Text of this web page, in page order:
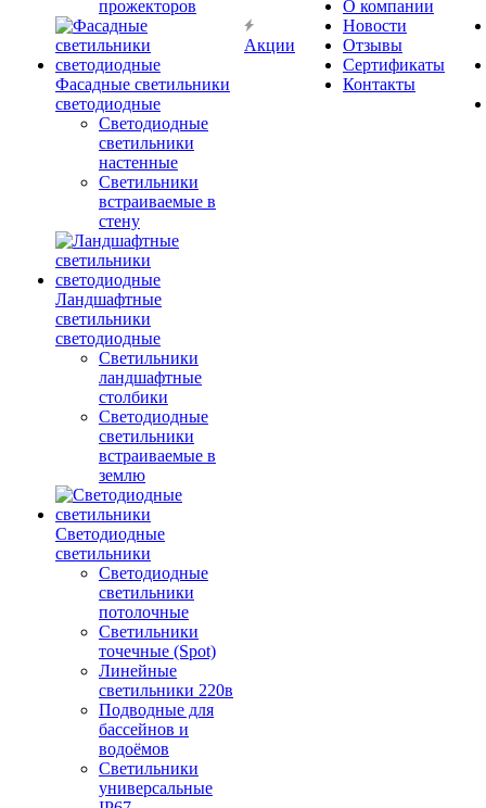
прожекторов
Фасадные светильники
светодиодные
Светодиодные
светильники
настенные
Светильники
встраиваемые в
стену
Ландшафтные
светильники
светодиодные
Светильники
ландшафтные
столбики
Светодиодные
светильники
встраиваемые в
землю
Светодиодные
светильники
Светодиодные
светильники
потолочные
Светильники
точечные (Spot)
Линейные
светильники 220в
Подводные для
бассейнов и
водоёмов
Светильники
универсальные
Акции
О компании
Новости
Отзывы
Сертификаты
Контакты